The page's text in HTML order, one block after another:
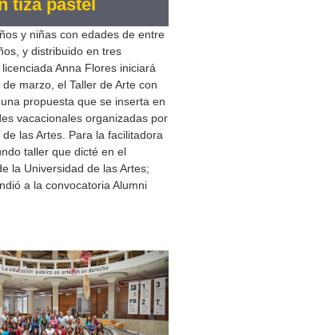
tiza pastel
y niñas con edades de entre
y distribuido en tres
Anna Flores iniciará
marzo, el Taller de Arte con
propuesta que se inserta en
vacacionales organizadas por
de las Artes. Para la facilitadora
taller que dicté en el
la Universidad de las Artes;
a la convocatoria Alumni